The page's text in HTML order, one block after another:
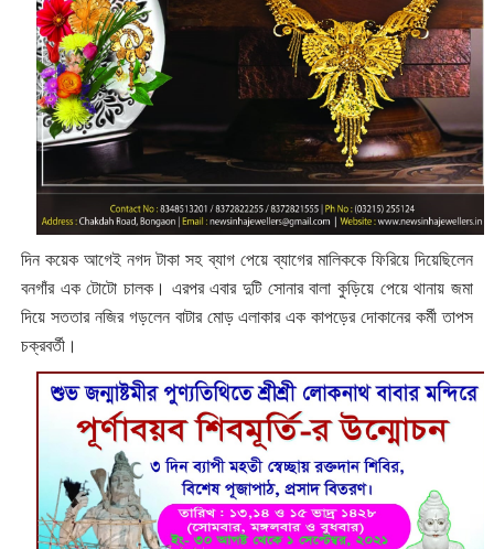
দিন কয়েক আগেই নগদ টাকা সহ ব্যাগ পেয়ে ব্যাগের মালিককে ফিরিয়ে দিয়েছিলেন
বনগাঁর এক টোটো চালক। এরপর এবার দুটি সোনার বালা কুড়িয়ে পেয়ে থানায় জমা
দিয়ে সততার নজির গড়লেন বাটার মোড় এলাকার এক কাপড়ের দোকানের কর্মী তাপস
চক্রবর্তী।